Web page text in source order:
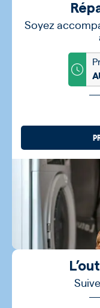
Soyez